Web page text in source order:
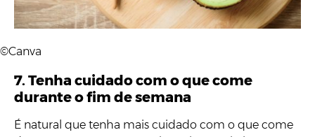
©Canva
7. Tenha cuidado com o que come
durante o fim de semana
É natural que tenha mais cuidado com o que come